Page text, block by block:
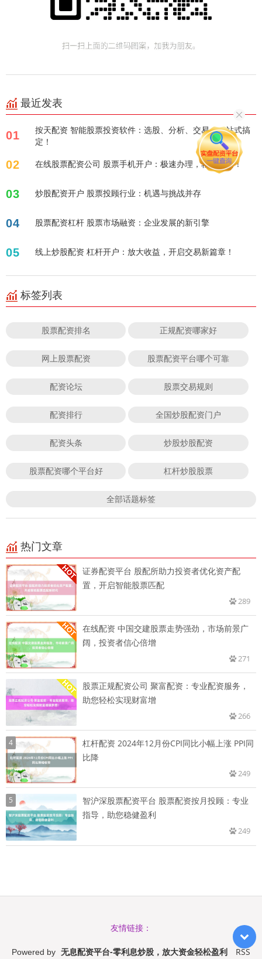
最近发表
01
按天配资 智能股票投资软件：选股、分析、交易，一站式搞
定！
02 在线股票配资公司 股票手机开户：极速办理，轻松投资！
03 炒股配资开户 股票投顾行业：机遇与挑战并存
04 股票配资杠杆 股票市场融资：企业发展的新引擎
05 线上炒股配资 杠杆开户：放大收益，开启交易新篇章！
标签列表
股票配资排名 正规配资哪家好
网上股票配资 股票配资平台哪个可靠
配资论坛 股票交易规则
配资排行 全国炒股配资门户
配资头条 炒股炒股配资
股票配资哪个平台好 杠杆炒股股票
全部话题标签
热门文章
证券配资平台 股配所助力投资者优化资产配
置，开启智能股票匹配
289
在线配资 中国交建股票走势强劲，市场前景广
阔，投资者信心倍增
271
股票正规配资公司 聚富配资：专业配资服务，
助您轻松实现财富增
266
4
杠杆配资 2024年12月份CPI同比小幅上涨 PPI同
比降
249
5
智沪深股票配资平台 股票配资按月投顾：专业
指导，助您稳健盈利
249
友情链接：
Powered by 无息配资平台-零利息炒股，放大资金轻松盈利 RSS